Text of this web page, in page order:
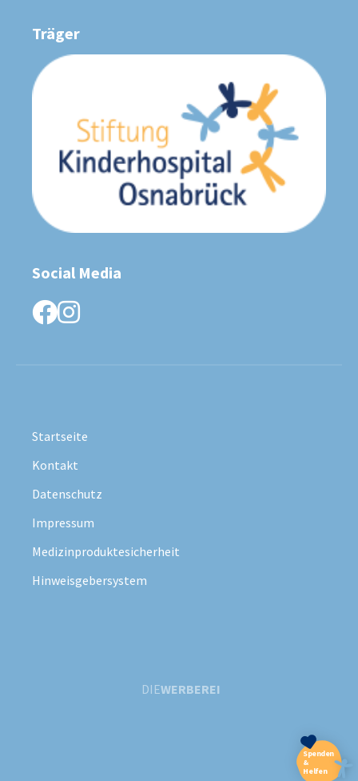
Spenden
&
Helfen
Träger
Social Media
facebook
Startseite
Kontakt
Datenschutz
Impressum
Medizinproduktesicherheit
Hinweisgebersystem
DIEWERBEREI